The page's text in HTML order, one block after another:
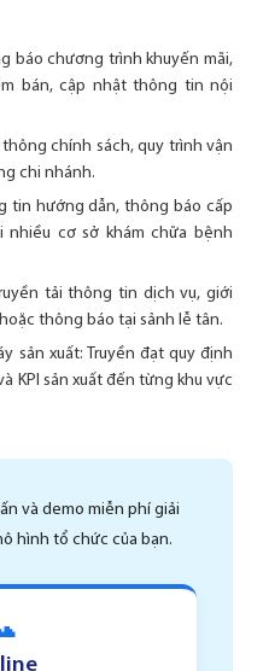
báo chương trình khuyến mãi,
bán, cập nhật thông tin nội
chính sách, quy trình vận
chi nhánh.
tin hướng dẫn, thông báo cấp
cơ sở khám chữa bệnh
tải thông tin dịch vụ, giới
thông báo tại sảnh lễ tân.
sản xuất: Truyền đạt quy định
KPI sản xuất đến từng khu vực
và demo miễn phí giải
hình tổ chức của bạn.